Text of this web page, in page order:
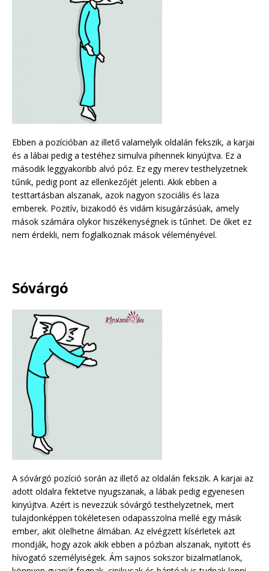
Ebben a pozícióban az illető valamelyik oldalán fekszik, a karjai
és a lábai pedig a testéhez simulva pihennek kinyújtva. Ez a
második leggyakoribb alvó póz. Ez egy merev testhelyzetnek
tűnik, pedig pont az ellenkezőjét jelenti. Akik ebben a
testtartásban alszanak, azok nagyon szociális és laza
emberek. Pozitív, bizakodó és vidám kisugárzásúak, amely
mások számára olykor hiszékenységnek is tűnhet. De őket ez
nem érdekli, nem foglalkoznak mások véleményével.
Sóvárgó
A sóvárgó pozíció során az illető az oldalán fekszik. A karjai az
adott oldalra fektetve nyugszanak, a lábak pedig egyenesen
kinyújtva. Azért is nevezzük sóvárgó testhelyzetnek, mert
tulajdonképpen tökéletesen odapasszolna mellé egy másik
ember, akit ölelhetne álmában. Az elvégzett kísérletek azt
mondják, hogy azok akik ebben a pózban alszanak, nyitott és
hívogató személyiségek. Ám sajnos sokszor bizalmatlanok,